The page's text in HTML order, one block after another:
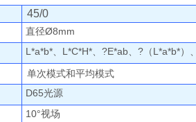
45/0
直径Ø8mm
L*a*b*、 L*C*H*、 ?E*ab、?（L*a*b*）
单次模式和平均模式
D65光源
10°视场